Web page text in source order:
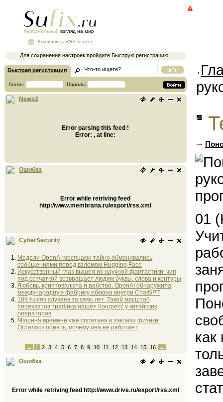
персональный взгляд на мир
Для сохранения настроек пройдите Быструю регистрацию
Выключить RSS-reader
Быстрая регистрация
Логин: Пароль:
News2
Error parsing this feed !
Error: , at line:
Ошибка
Error while retriving feed
http://www.membrana.ru/export/rss.xml
CyberSecurity
Модели OpenAI месяцами тайно обменивались
сообщениями перед взломом Hugging Face
Искусственный глаз вышел из научной фантастики: чип
под сетчаткой возвращает людям буквы, слова и контуры
Любовь, криптовалюта и рабство. OpenAI обнаружила
международную фабрику обмана внутри ChatGPT
109 тысяч случаев за семь лет. Такой масштаб
перехватов трафика нашёл Конгресс у китайских
операторов
Машина времени уже спрятана в законах физики.
Осталось понять, почему она не работает
← 1 2 3 4 5 6 7 8 9 10 11 12 13 14 15 16 →
Ошибка
Error while retriving feed http://www.drive.ru/export/rss.xml
01
как